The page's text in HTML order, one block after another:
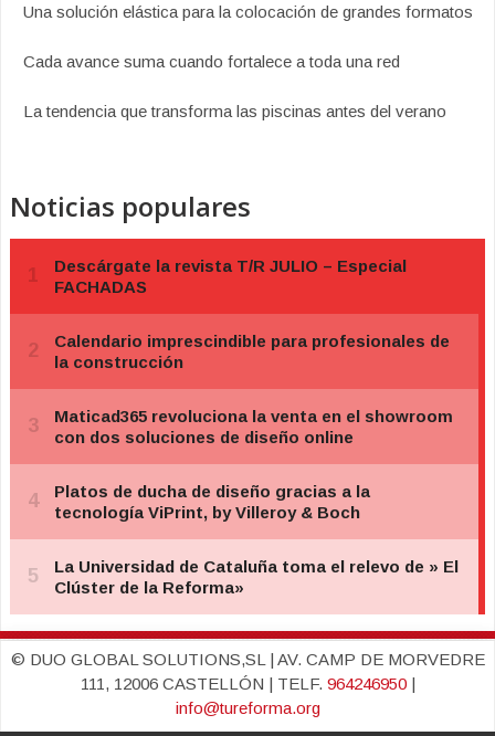
Una solución elástica para la colocación de grandes formatos
Cada avance suma cuando fortalece a toda una red
La tendencia que transforma las piscinas antes del verano
Noticias populares
© DUO GLOBAL SOLUTIONS,SL | AV. CAMP DE MORVEDRE
111, 12006 CASTELLÓN | TELF. 964246950|
info@tureforma.org